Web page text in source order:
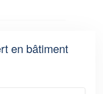
en bâtiment